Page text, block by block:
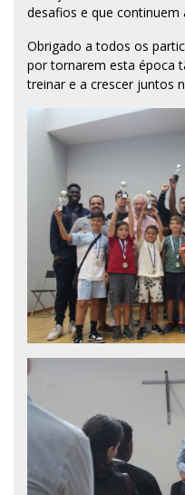
desafios e que
Obrigado a todos os
por tornarem esta época
treinar e a crescer juntos